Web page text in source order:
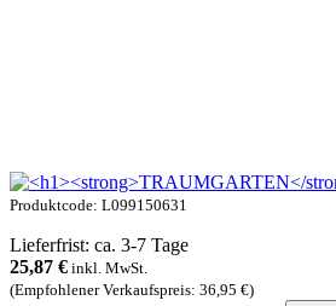
Produktcode: L099150631
Lieferfrist: ca. 3-7 Tage
25,87 € inkl. MwSt.
(Empfohlener Verkaufspreis: 36,95 €)